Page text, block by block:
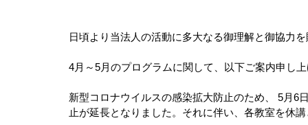
日頃より当法人の活動に多大なる御理解と御協力
4月～5月のプログラムに関して、以下ご案内申し
新型コロナウイルスの感染拡大防止のため、 5月6
止が延長となりました。それに伴い、各教室を休